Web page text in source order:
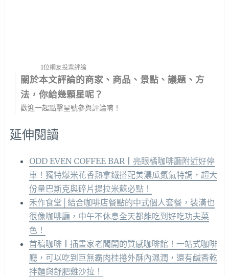
1位網友投票評論
關於本文評論的商家、商品、景點、議題、方
法，你給幾顆星呢？
歡迎一起點擊星號參與評論唷！
延伸閱讀
ODD EVEN COFFEE BAR | 亮眼橘咖啡廳附近好停
車！獨特爆米花香熱拿鐵搭配美濃瓜氮氣特調，超大
份量巴斯克與碎片提拉米蘇必點！
禾作食堂│結合咖啡店餐點的中式個人套餐，裝潢也
很像咖啡廳，中午不休息全天都能吃到好吃功夫菜
色！
首稿咖啡 | 插畫家老闆開的質感咖啡館！一站式咖啡
廳，可以吃到巨無霸肉桂捲外酥內濕潤，還有鹹香乾
拌麵與舒肥雞沙拉！